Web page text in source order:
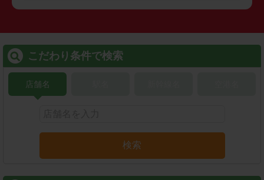
こだわり条件で検索
店舗名
検索